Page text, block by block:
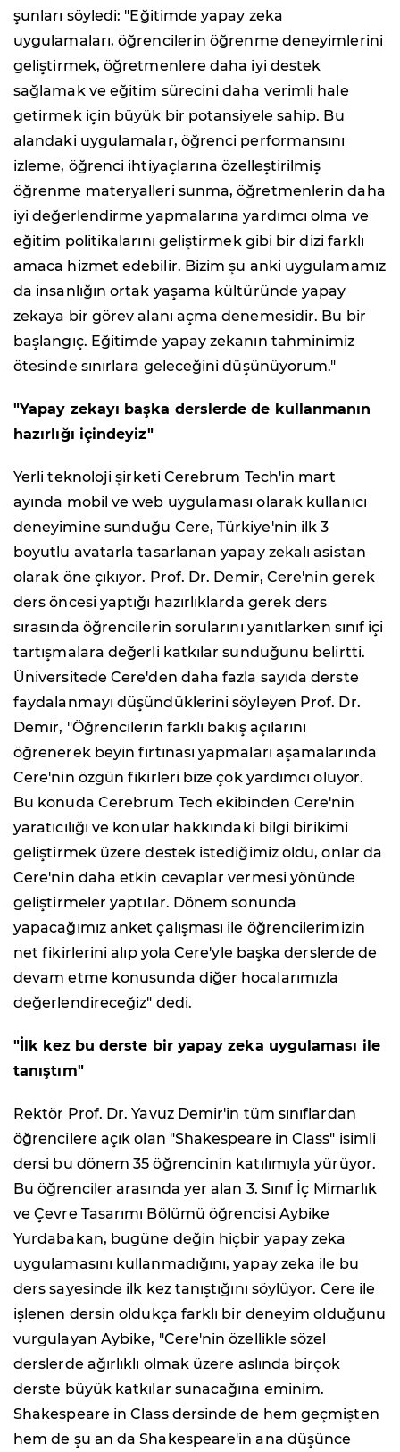
şunları söyledi: "Eğitimde yapay zeka
uygulamaları, öğrencilerin öğrenme deneyimlerini
geliştirmek, öğretmenlere daha iyi destek
sağlamak ve eğitim sürecini daha verimli hale
getirmek için büyük bir potansiyele sahip. Bu
alandaki uygulamalar, öğrenci performansını
izleme, öğrenci ihtiyaçlarına özelleştirilmiş
öğrenme materyalleri sunma, öğretmenlerin daha
iyi değerlendirme yapmalarına yardımcı olma ve
eğitim politikalarını geliştirmek gibi bir dizi farklı
amaca hizmet edebilir. Bizim şu anki uygulamamız
da insanlığın ortak yaşama kültüründe yapay
zekaya bir görev alanı açma denemesidir. Bu bir
başlangıç. Eğitimde yapay zekanın tahminimiz
ötesinde sınırlara geleceğini düşünüyorum."
"Yapay zekayı başka derslerde de kullanmanın
hazırlığı içindeyiz"
Yerli teknoloji şirketi Cerebrum Tech'in mart
ayında mobil ve web uygulaması olarak kullanıcı
deneyimine sunduğu Cere, Türkiye'nin ilk 3
boyutlu avatarla tasarlanan yapay zekalı asistan
olarak öne çıkıyor. Prof. Dr. Demir, Cere'nin gerek
ders öncesi yaptığı hazırlıklarda gerek ders
sırasında öğrencilerin sorularını yanıtlarken sınıf içi
tartışmalara değerli katkılar sunduğunu belirtti.
Üniversitede Cere'den daha fazla sayıda derste
faydalanmayı düşündüklerini söyleyen Prof. Dr.
Demir, "Öğrencilerin farklı bakış açılarını
öğrenerek beyin fırtınası yapmaları aşamalarında
Cere'nin özgün fikirleri bize çok yardımcı oluyor.
Bu konuda Cerebrum Tech ekibinden Cere'nin
yaratıcılığı ve konular hakkındaki bilgi birikimi
geliştirmek üzere destek istediğimiz oldu, onlar da
Cere'nin daha etkin cevaplar vermesi yönünde
geliştirmeler yaptılar. Dönem sonunda
yapacağımız anket çalışması ile öğrencilerimizin
net fikirlerini alıp yola Cere'yle başka derslerde de
devam etme konusunda diğer hocalarımızla
değerlendireceğiz" dedi.
"İlk kez bu derste bir yapay zeka uygulaması ile
tanıştım"
Rektör Prof. Dr. Yavuz Demir'in tüm sınıflardan
öğrencilere açık olan "Shakespeare in Class" isimli
dersi bu dönem 35 öğrencinin katılımıyla yürüyor.
Bu öğrenciler arasında yer alan 3. Sınıf İç Mimarlık
ve Çevre Tasarımı Bölümü öğrencisi Aybike
Yurdabakan, bugüne değin hiçbir yapay zeka
uygulamasını kullanmadığını, yapay zeka ile bu
ders sayesinde ilk kez tanıştığını söylüyor. Cere ile
işlenen dersin oldukça farklı bir deneyim olduğunu
vurgulayan Aybike, "Cere'nin özellikle sözel
derslerde ağırlıklı olmak üzere aslında birçok
derste büyük katkılar sunacağına eminim.
Shakespeare in Class dersinde de hem geçmişten
hem de şu an da Shakespeare'in ana düşünce